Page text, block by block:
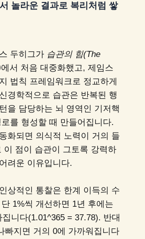
놀라운 결과로 복리처럼 쌓
두히그가 습관의 힘(The
에서 처음 대중화했고, 제임스
법칙 프레임워크로 정교하게
경학적으로 습관은 반복된 행
을 담당하는 뇌 영역인 기저핵
를 형성할 때 만들어집니다.
화되면 의식적 노력이 거의 들
이 점이 습관이 그토록 강력하
려운 이유입니다.
상적인 통찰은 한계 이득의 수
1%씩 개선하면 1년 후에는
니다(1.01^365 = 37.78). 반대
빠지면 거의 0에 가까워집니다